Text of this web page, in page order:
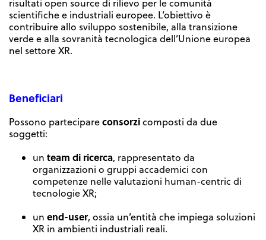
risultati open source di rilievo per le comunità
scientifiche e industriali europee. L’obiettivo è
contribuire allo sviluppo sostenibile, alla transizione
verde e alla sovranità tecnologica dell’Unione europea
nel settore XR.
Beneficiari
Possono partecipareconsorzicomposti da due
soggetti:
un team di ricerca, rappresentato da
organizzazioni o gruppi accademici con
competenze nelle valutazioni human-centric di
tecnologie XR;
un end-user, ossia un’entità che impiega soluzioni
XR in ambienti industriali reali.